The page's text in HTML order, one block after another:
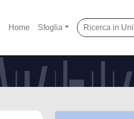
Home Sfoglia